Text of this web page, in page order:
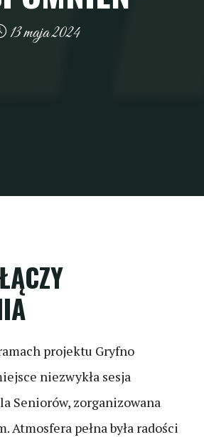
13 maja 2024
projektu Gryfno
niezwykła sesja
Seniorów, zorganizowana
Atmosfera pełna była radości